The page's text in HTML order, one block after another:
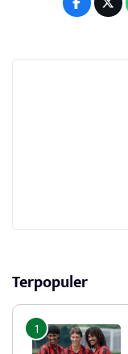
Terpopuler